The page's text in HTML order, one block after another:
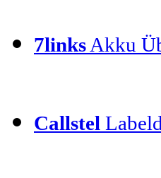
7links Akku
Callstel